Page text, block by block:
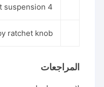
4 Point suspension
ratchet knob
المراجعات